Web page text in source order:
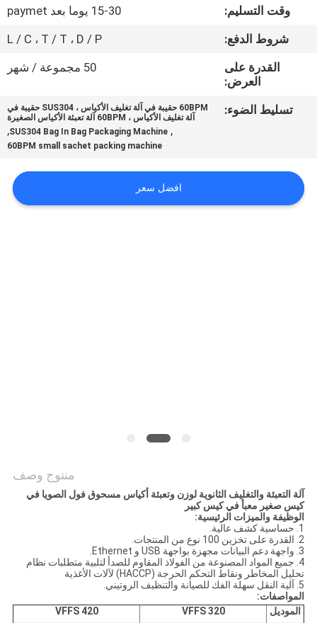
اتصل
اطلب
اقتباس
وقت التسليم:
15-30 يوما بعد paymet
شروط الدفع:
L / C ، T / T ، D / P
القدرة على
العرض:
50 مجموعة / شهر
تسليط الضوء:
60BPM حقيبة في آلة تغليف الأكياس ، SUS304 حقيبة في
آلة تغليف الأكياس ، 60BPM آلة تعبئة الأكياس الصغيرة
,
SUS304 Bag In Bag Packaging Machine
,
60BPM small sachet packing machine
افضل سعر
منتوج وصف
آلة التعبئة والتغليف الثانوية لوزن وتعبئة أكياس مسحوق فول الصويا في
كيس صغير معبأ في كيس كبير
الوظيفة والميزات الرئيسية:
1. حساسية كشف عالية.
2. القدرة على تخزين 100 نوع من المنتجات.
3. واجهة دعم البيانات مجهزة بواجهة USB و Ethernet.
4. جميع المواد المصنوعة من الفولاذ المقاوم للصدأ لتلبية متطلبات نظام
تحليل المخاطر ونقاط التحكم الحرجة (HACCP) لآلات الأغذية
5. آلية النقل سهلة الفك للصيانة والتنظيف الروتيني.
المواصفات:
الموديل
320 VFFS
420 VFFS